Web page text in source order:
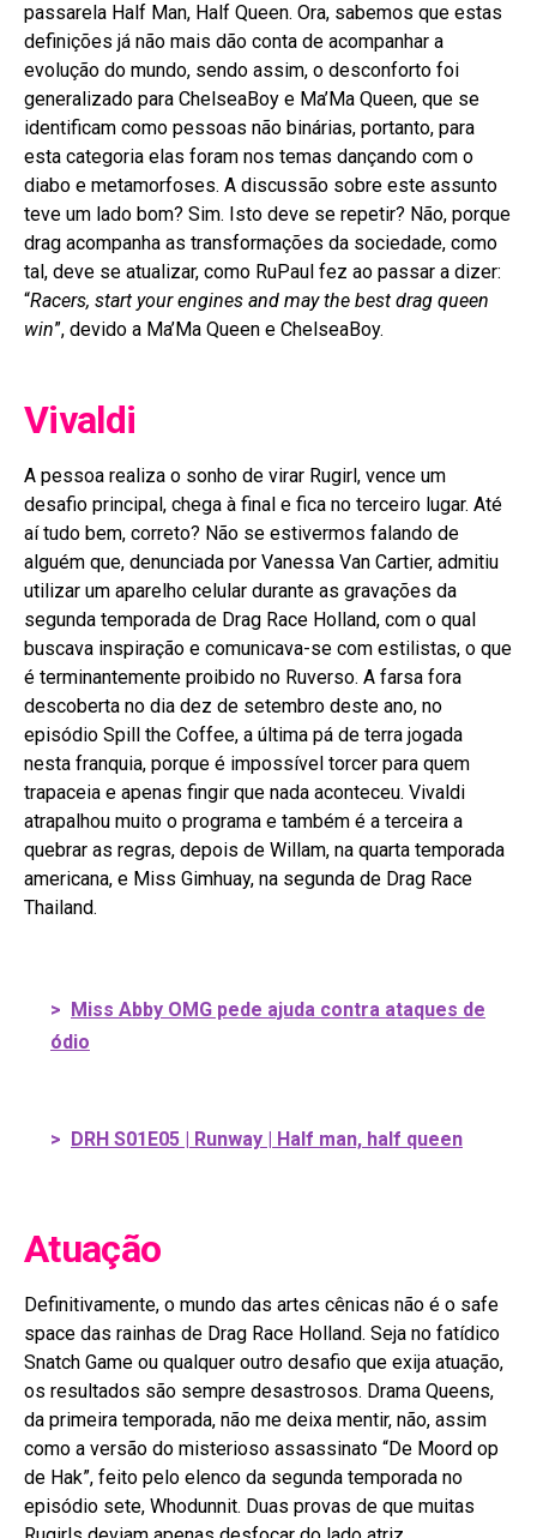
passarela Half Man, Half Queen. Ora, sabemos que estas
definições já não mais dão conta de acompanhar a
evolução do mundo, sendo assim, o desconforto foi
generalizado para ChelseaBoy e Ma’Ma Queen, que se
identificam como pessoas não binárias, portanto, para
esta categoria elas foram nos temas dançando com o
diabo e metamorfoses. A discussão sobre este assunto
teve um lado bom? Sim. Isto deve se repetir? Não, porque
drag acompanha as transformações da sociedade, como
tal, deve se atualizar, como RuPaul fez ao passar a dizer:
“Racers, start your engines and may the best drag queen
win”, devido a Ma’Ma Queen e ChelseaBoy.
Vivaldi
A pessoa realiza o sonho de virar Rugirl, vence um
desafio principal, chega à final e fica no terceiro lugar. Até
aí tudo bem, correto? Não se estivermos falando de
alguém que, denunciada por Vanessa Van Cartier, admitiu
utilizar um aparelho celular durante as gravações da
segunda temporada de Drag Race Holland, com o qual
buscava inspiração e comunicava-se com estilistas, o que
é terminantemente proibido no Ruverso. A farsa fora
descoberta no dia dez de setembro deste ano, no
episódio Spill the Coffee, a última pá de terra jogada
nesta franquia, porque é impossível torcer para quem
trapaceia e apenas fingir que nada aconteceu. Vivaldi
atrapalhou muito o programa e também é a terceira a
quebrar as regras, depois de Willam, na quarta temporada
americana, e Miss Gimhuay, na segunda de Drag Race
Thailand.
> Miss Abby OMG pede ajuda contra ataques de
ódio
> DRH S01E05 | Runway | Half man, half queen
Atuação
Definitivamente, o mundo das artes cênicas não é o safe
space das rainhas de Drag Race Holland. Seja no fatídico
Snatch Game ou qualquer outro desafio que exija atuação,
os resultados são sempre desastrosos. Drama Queens,
da primeira temporada, não me deixa mentir, não, assim
como a versão do misterioso assassinato “De Moord op
de Hak”, feito pelo elenco da segunda temporada no
episódio sete, Whodunnit. Duas provas de que muitas